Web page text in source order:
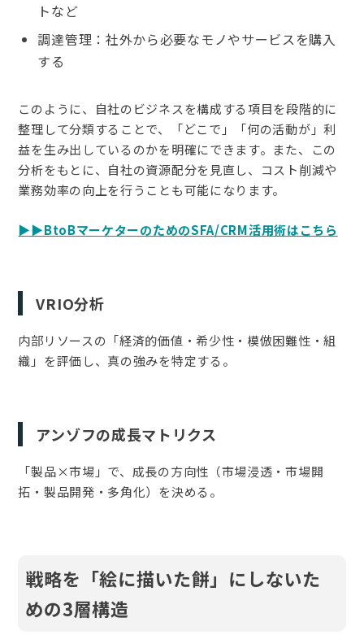
トなど
調達管理：社外から必要なモノやサービスを購入
する
このように、自社のビジネスを構成する項目を段階的に
整理して分類することで、「どこで」「何の活動が」利
益を生み出しているのかを明確にできます。また、この
分析をもとに、自社の資源配分を見直し、コスト削減や
業務効率の向上を行うことも可能になります。
▶︎▶︎BtoBマーケターのためのSFA/CRM活用術はこちら
VRIO分析
内部リソースの「経済的価値・希少性・模倣困難性・組
織」を評価し、真の強みを特定する。
アンゾフの成長マトリクス
「製品×市場」で、成長の方向性（市場浸透・市場開
拓・製品開発・多角化）を決める。
戦略を「絵に描いた餅」にしないた
めの3層構造